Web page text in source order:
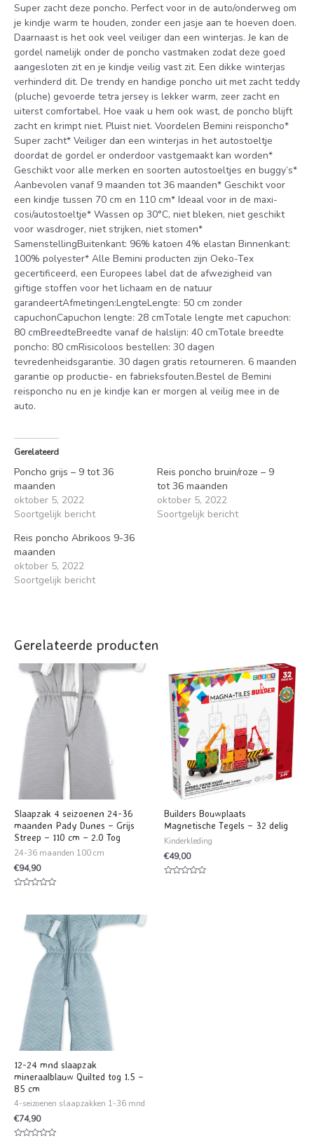
Super zacht deze poncho. Perfect voor in de auto/onderweg om
je kindje warm te houden, zonder een jasje aan te hoeven doen.
Daarnaast is het ook veel veiliger dan een winterjas. Je kan de
gordel namelijk onder de poncho vastmaken zodat deze goed
aangesloten zit en je kindje veilig vast zit. Een dikke winterjas
verhinderd dit. De trendy en handige poncho uit met zacht teddy
(pluche) gevoerde tetra jersey is lekker warm, zeer zacht en
uiterst comfortabel. Hoe vaak u hem ook wast, de poncho blijft
zacht en krimpt niet. Pluist niet. Voordelen Bemini reisponcho*
Super zacht* Veiliger dan een winterjas in het autostoeltje
doordat de gordel er onderdoor vastgemaakt kan worden*
Geschikt voor alle merken en soorten autostoeltjes en buggy’s*
Aanbevolen vanaf 9 maanden tot 36 maanden* Geschikt voor
een kindje tussen 70 cm en 110 cm* Ideaal voor in de maxi-
cosi/autostoeltje* Wassen op 30°C, niet bleken, niet geschikt
voor wasdroger, niet strijken, niet stomen*
SamenstellingBuitenkant: 96% katoen 4% elastan Binnenkant:
100% polyester* Alle Bemini producten zijn Oeko-Tex
gecertificeerd, een Europees label dat de afwezigheid van
giftige stoffen voor het lichaam en de natuur
garandeertAfmetingen:LengteLengte: 50 cm zonder
capuchonCapuchon lengte: 28 cmTotale lengte met capuchon:
80 cmBreedteBreedte vanaf de halslijn: 40 cmTotale breedte
poncho: 80 cmRisicoloos bestellen: 30 dagen
tevredenheidsgarantie. 30 dagen gratis retourneren. 6 maanden
garantie op productie- en fabrieksfouten.Bestel de Bemini
reisponcho nu en je kindje kan er morgen al veilig mee in de
auto.
Gerelateerd
Poncho grijs – 9 tot 36
maanden
oktober 5, 2022
Soortgelijk bericht
Reis poncho bruin/roze – 9
tot 36 maanden
oktober 5, 2022
Soortgelijk bericht
Reis poncho Abrikoos 9-36
maanden
oktober 5, 2022
Soortgelijk bericht
Gerelateerde producten
Slaapzak 4 seizoenen 24-36
maanden Pady Dunes – Grijs
Streep – 110 cm – 2.0 Tog
24-36 maanden 100 cm
€94,90
Builders Bouwplaats
Magnetische Tegels – 32 delig
Kinderkleding
€49,00
12-24 mnd slaapzak
mineraalblauw Quilted tog 1.5 –
85 cm
4-seizoenen slaapzakken 1-36 mnd
€74,90